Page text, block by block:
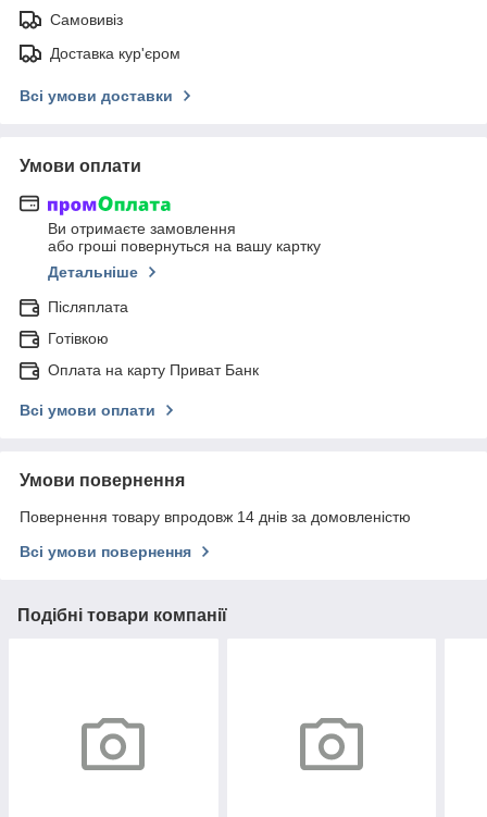
Самовивіз
Доставка кур'єром
Всі умови доставки
Умови оплати
Ви отримаєте замовлення
або гроші повернуться на вашу картку
Детальніше
Післяплата
Готівкою
Оплата на карту Приват Банк
Всі умови оплати
Умови повернення
Повернення товару впродовж 14 днів за домовленістю
Всі умови повернення
Подібні товари компанії